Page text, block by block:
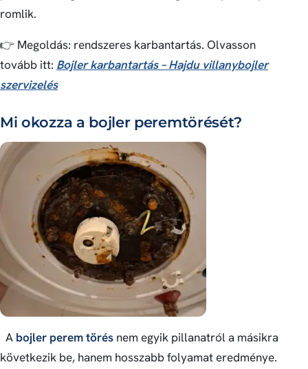
romlik.
👉 Megoldás: rendszeres karbantartás. Olvasson
tovább itt: Bojler karbantartás – Hajdu villanybojler
szervizelés
Mi okozza a bojler peremtörését?
A bojler perem törés nem egyik pillanatról a másikra
következik be, hanem hosszabb folyamat eredménye.